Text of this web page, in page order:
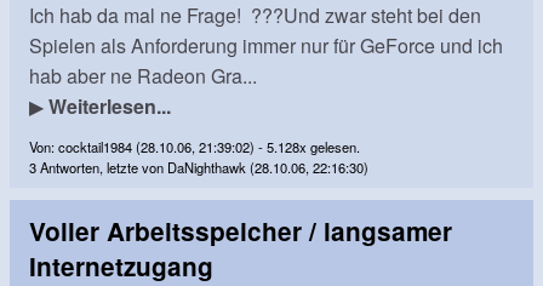
Ich hab da mal ne Frage! ???Und zwar steht bei den
Spielen als Anforderung immer nur für GeForce und ich
hab aber ne Radeon Gra...
▶Weiterlesen...
Von: cocktail1984 (28.10.06, 21:39:02) - 5.128x gelesen.
3 Antworten, letzte von DaNighthawk (28.10.06, 22:16:30)
Voller Arbeitsspeicher / langsamer
Internetzugang